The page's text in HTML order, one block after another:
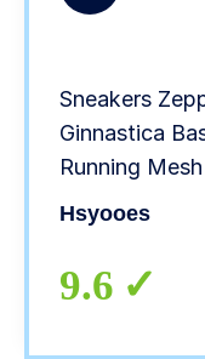
Sneakers
Ginnastica
Running
Primavera
Hsyooes
9.6